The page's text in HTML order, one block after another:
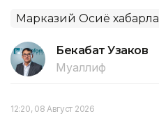
Марказий Осиё
Бекабат Узаков
Муаллиф
12:20, 08 Август 2026